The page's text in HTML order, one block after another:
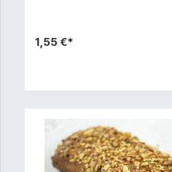
1,55 €*